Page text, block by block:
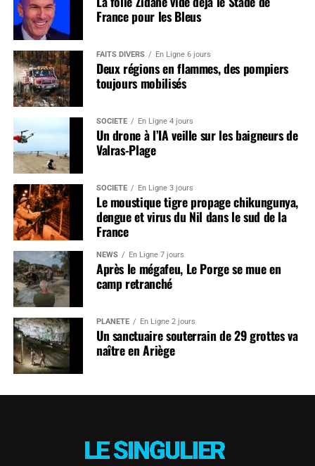
France pour les Bleus
FAITS DIVERS En Ligne 6 jours
Deux régions en flammes, des pompiers
toujours mobilisés
SOCIÉTÉ En Ligne 4 jours
Un drone à l’IA veille sur les baigneurs de
Valras-Plage
SOCIÉTÉ En Ligne 3 jours
Le moustique tigre propage chikungunya,
dengue et virus du Nil dans le sud de la
France
NEWS En Ligne 7 jours
Après le mégafeu, Le Porge se mue en
camp retranché
PLANÈTE En Ligne 2 jours
Un sanctuaire souterrain de 29 grottes va
naître en Ariège